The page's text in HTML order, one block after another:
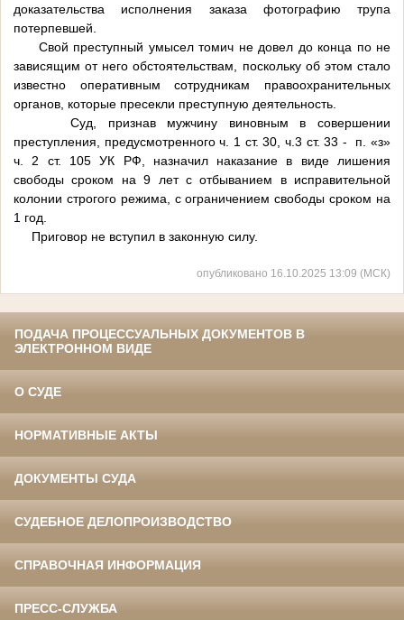
доказательства исполнения заказа фотографию трупа
потерпевшей.
Свой преступный умысел томич не довел до конца по не
зависящим от него обстоятельствам, поскольку об этом стало
известно оперативным сотрудникам правоохранительных
органов, которые пресекли преступную деятельность.
Суд, признав мужчину виновным в совершении
преступления, предусмотренного ч. 1 ст. 30, ч.3 ст. 33 - п. «з»
ч. 2 ст. 105 УК РФ, назначил наказание в виде лишения
свободы сроком на 9 лет с отбыванием в исправительной
колонии строгого режима, с ограничением свободы сроком на
1 год.
Приговор не вступил в законную силу.
опубликовано 16.10.2025 13:09 (МСК)
ПОДАЧА ПРОЦЕССУАЛЬНЫХ ДОКУМЕНТОВ В
ЭЛЕКТРОННОМ ВИДЕ
О СУДЕ
НОРМАТИВНЫЕ АКТЫ
ДОКУМЕНТЫ СУДА
СУДЕБНОЕ ДЕЛОПРОИЗВОДСТВО
СПРАВОЧНАЯ ИНФОРМАЦИЯ
ПРЕСС-СЛУЖБА